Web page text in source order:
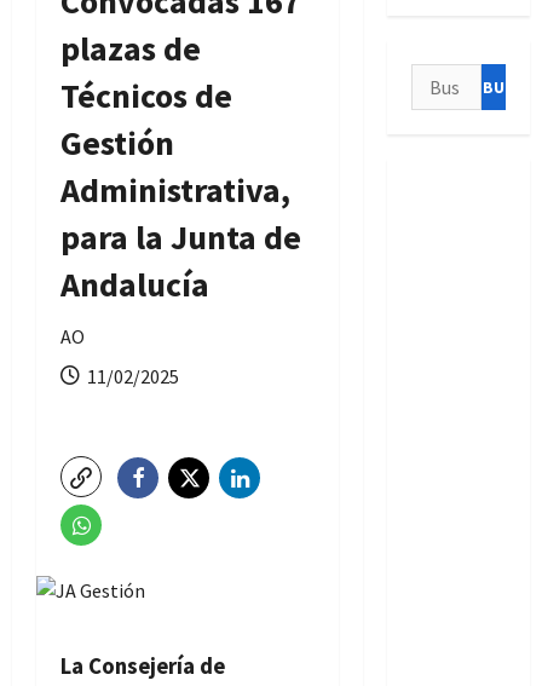
plazas de
Técnicos de
Gestión
Administrativa,
para la Junta de
Andalucía
AO
11/02/2025
La Consejería de
Buscar: